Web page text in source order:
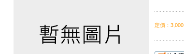
定價 ： 3,000